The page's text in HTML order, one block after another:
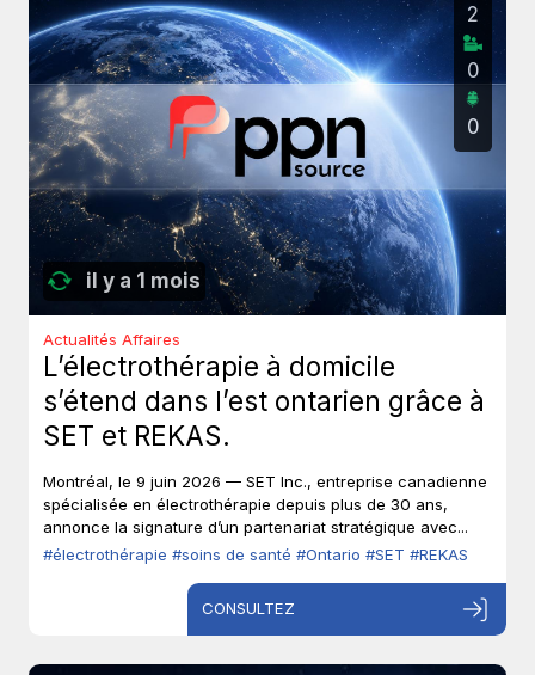
il y a 1 mois
2
0
0
Actualités Affaires
L’électrothérapie à domicile
s’étend dans l’est ontarien grâce à
SET et REKAS.
Montréal, le 9 juin 2026 — SET Inc., entreprise canadienne
spécialisée en électrothérapie depuis plus de 30 ans,
annonce la signature d’un partenariat stratégique avec...
#électrothérapie #soins de santé #Ontario #SET #REKAS
CONSULTEZ